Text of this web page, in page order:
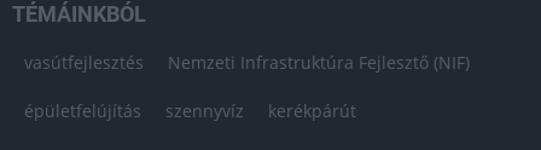
TÉMÁINKBÓL
vasútfejlesztés Nemzeti Infrastruktúra Fejlesztő (NIF)
épületfelújítás szennyvíz kerékpárút